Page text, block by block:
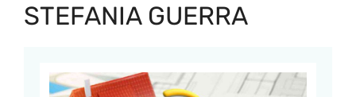
STEFANIA GUERRA